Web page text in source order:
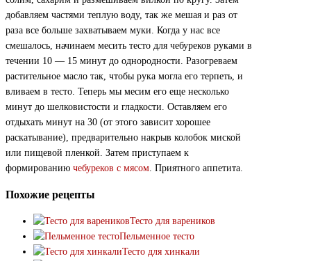
добавляем частями теплую воду, так же мешая и раз от
раза все больше захватываем муки. Когда у нас все
смешалось, начинаем месить тесто для чебуреков руками в
течении 10 — 15 минут до однородности. Разогреваем
растительное масло так, чтобы рука могла его терпеть, и
вливаем в тесто. Теперь мы месим его еще несколько
минут до шелковистости и гладкости. Оставляем его
отдыхать минут на 30 (от этого зависит хорошее
раскатывание), предварительно накрыв колобок миской
или пищевой пленкой. Затем приступаем к
формированию чебуреков с мясом. Приятного аппетита.
Похожие рецепты
Тесто для вареников
Пельменное тесто
Тесто для хинкали